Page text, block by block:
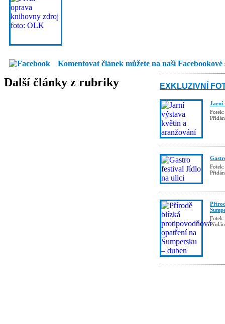
Komentovat článek můžete na naší Facebookové
Další články z rubriky EXKLUZIVNÍ
Jarní